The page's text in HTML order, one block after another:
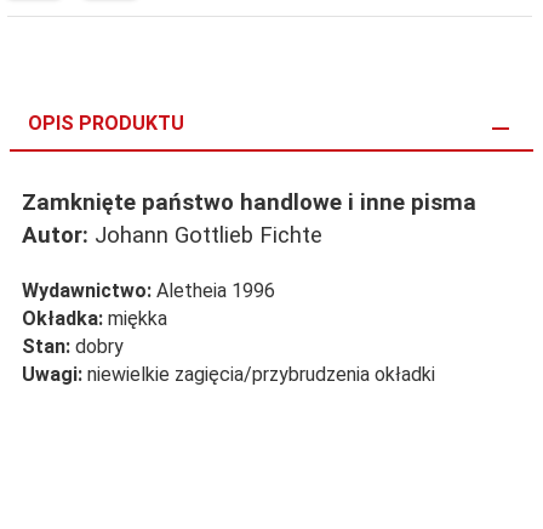
OPIS PRODUKTU
Zamknięte państwo handlowe i inne pisma
Autor: Johann Gottlieb Fichte
Wydawnictwo: Aletheia 1996
Okładka: miękka
Stan: dobry
Uwagi: niewielkie zagięcia/przybrudzenia okładki